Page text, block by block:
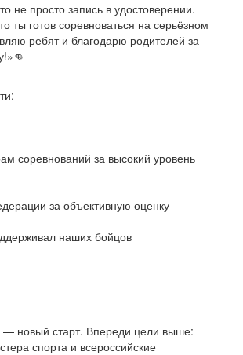
не просто запись в удостоверении.
ты готов соревноваться на серьёзном
ребят и благодарю родителей за
соревнований за высокий уровень
за объективную оценку
наших бойцов
новый старт. Впереди цели выше:
спорта и всероссийские